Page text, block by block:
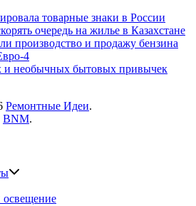
товарные знаки в России
очередь на жилье в Казахстане
производство и продажу бензина
4
и необычных бытовых привычек
Ремонтные Идеи.
BNM.
освещение